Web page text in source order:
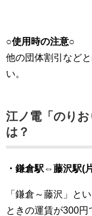
○使用時の注意○
他の団体割引など
い。
江ノ電「のり
は？
・鎌倉駅⇔藤沢駅(
「鎌倉～藤沢」と
ときの運賃が300円